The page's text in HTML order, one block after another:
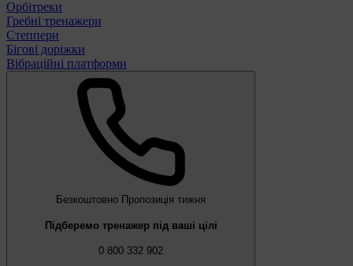
Орбітреки
Гребні тренажери
Степпери
Бігові доріжки
Вібраційні платформи
Безкоштовно Пропозиція тижня
Підберемо тренажер під ваші цілі
0 800 332 902